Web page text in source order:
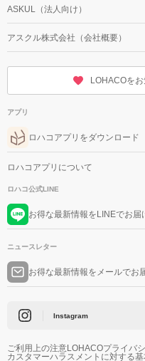
ASKUL（法人向け）
アスクル株式会社（会社概要）
LOHACOを
アプリ
ロハコアプリをダウンロード
ロハコアプリについて
ロハコ公式LINE
お得な最新情報をLINEでお届
ニュースレター
お得な最新情報をメールでお
Instagram
ご利用上の注意LOHACOプライバ
カスタマーハラスメントに対する